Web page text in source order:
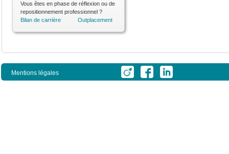
Vous êtes en phase de réflexion ou de
repositionnement professionnel ?
Bilan de carrière
Outplacement
Mentions légales